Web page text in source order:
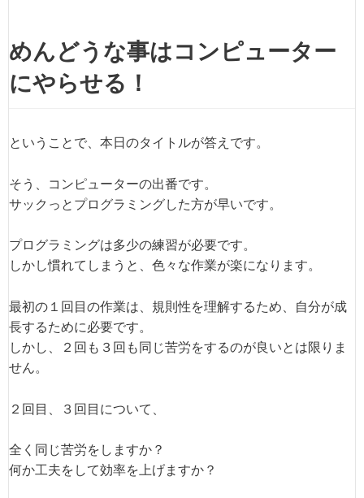
めんどうな事はコンピューター
にやらせる！
ということで、本日のタイトルが答えです。
そう、コンピューターの出番です。
サックっとプログラミングした方が早いです。
プログラミングは多少の練習が必要です。
しかし慣れてしまうと、色々な作業が楽になります。
最初の１回目の作業は、規則性を理解するため、自分が成
長するために必要です。
しかし、２回も３回も同じ苦労をするのが良いとは限りま
せん。
２回目、３回目について、
全く同じ苦労をしますか？
何か工夫をして効率を上げますか？